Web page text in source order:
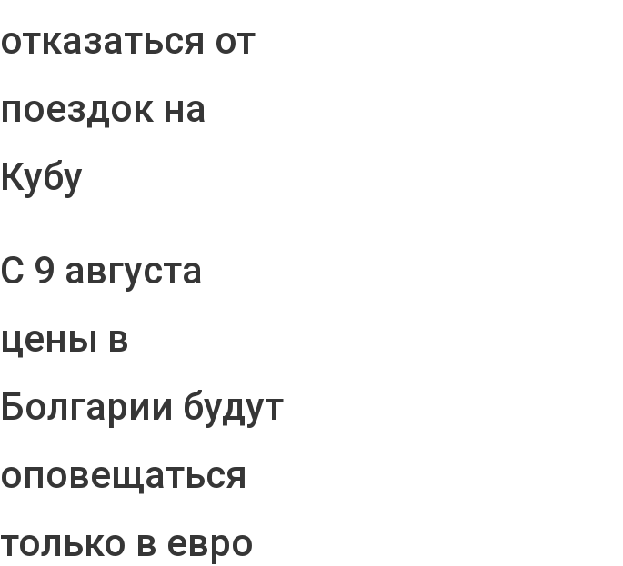
отказаться от
поездок на
Кубу
С 9 августа
цены в
Болгарии будут
оповещаться
только в евро